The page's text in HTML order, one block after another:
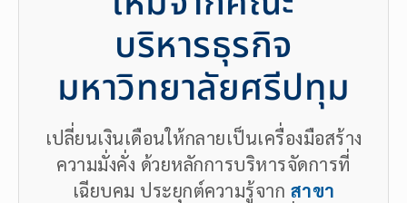
บริหารธุรกิจ
มหาวิทยาลัยศรีปทุม
เปลี่ยนเงินเดือนให้กลายเป็นเครื่องมือสร้าง
ความมั่งคั่ง ด้วยหลักการบริหารจัดการที่
เฉียบคม ประยุกต์ความรู้จาก สาขา